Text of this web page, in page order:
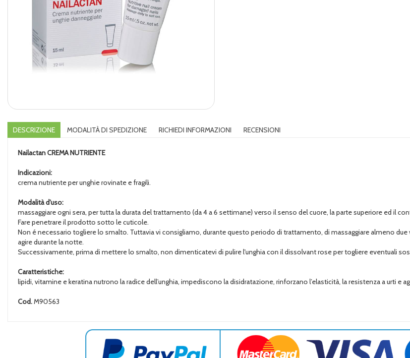
DESCRIZIONE MODALITÀ DI SPEDIZIONE RICHIEDI INFORMAZIONI RECENSIONI
NailactanCREMA NUTRIENTE
Indicazioni:
crema nutriente per unghie rovinate e fragili.
Modalità d'uso:
massaggiare ogni sera, per tutta la durata del trattamento (da 4 a 6 settimane) verso il senso del cuore, la parte superiore ed il
Fare penetrare il prodotto sotto le cuticole.
Non é necessario togliere lo smalto. Tuttavia vi consigliamo, durante questo periodo di trattamento, di massaggiare almeno
agire durante la notte.
Successivamente, prima di mettere lo smalto, non dimenticatevi di pulire l'unghia con il dissolvant rose per togliere eventuali
Caratteristiche:
lipidi, vitamine e keratina nutrono la radice dell’unghia, impediscono la disidratazione, rinforzano l’elasticità, la resistenza a urti e
Cod.M90563